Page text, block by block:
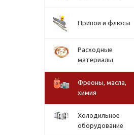
Припои и флюсы
Расходные
материалы
Фреоны, масла,
химия
Холодильное
оборудование